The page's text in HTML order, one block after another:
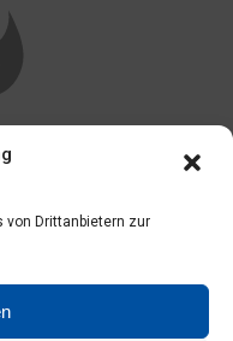
von Drittanbietern zur